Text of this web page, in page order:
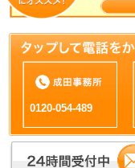
0120-054-489